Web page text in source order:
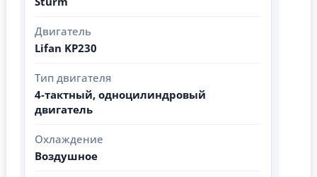
Двигатель
Lifan KP230
Тип двигателя
4-тактный, одноцилиндровый
двигатель
Охлаждение
Воздушное